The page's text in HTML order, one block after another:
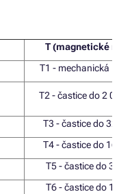
T (magnetické
T1 - mechanická
T2 - časticedo2
T3 - častice do
T4 - častice do
T5 - častice do
T6 - častice do